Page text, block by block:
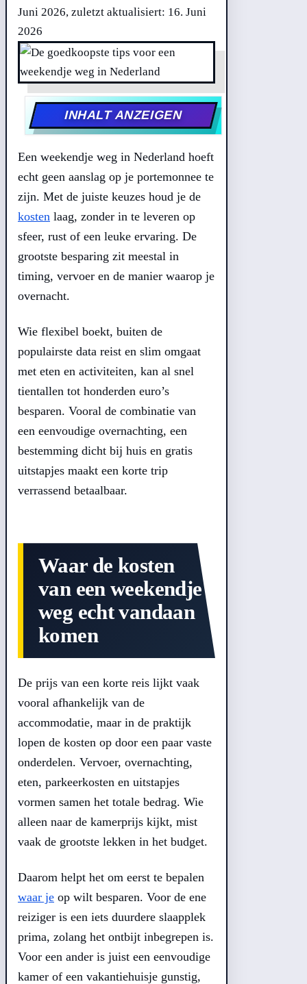
Juni 2026, zuletzt aktualisiert: 16. Juni
2026
INHALT ANZEIGEN
Een weekendje weg in Nederland hoeft
echt geen aanslag op je portemonnee te
zijn. Met de juiste keuzes houd je de
kosten laag, zonder in te leveren op
sfeer, rust of een leuke ervaring. De
grootste besparing zit meestal in
timing, vervoer en de manier waarop je
overnacht.
Wie flexibel boekt, buiten de
populairste data reist en slim omgaat
met eten en activiteiten, kan al snel
tientallen tot honderden euro’s
besparen. Vooral de combinatie van
een eenvoudige overnachting, een
bestemming dicht bij huis en gratis
uitstapjes maakt een korte trip
verrassend betaalbaar.
Waar de kosten
van een weekendje
weg echt vandaan
komen
De prijs van een korte reis lijkt vaak
vooral afhankelijk van de
accommodatie, maar in de praktijk
lopen de kosten op door een paar vaste
onderdelen. Vervoer, overnachting,
eten, parkeerkosten en uitstapjes
vormen samen het totale bedrag. Wie
alleen naar de kamerprijs kijkt, mist
vaak de grootste lekken in het budget.
Daarom helpt het om eerst te bepalen
waar je op wilt besparen. Voor de ene
reiziger is een iets duurdere slaapplek
prima, zolang het ontbijt inbegrepen is.
Voor een ander is juist een eenvoudige
kamer of een vakantiehuisje gunstig,